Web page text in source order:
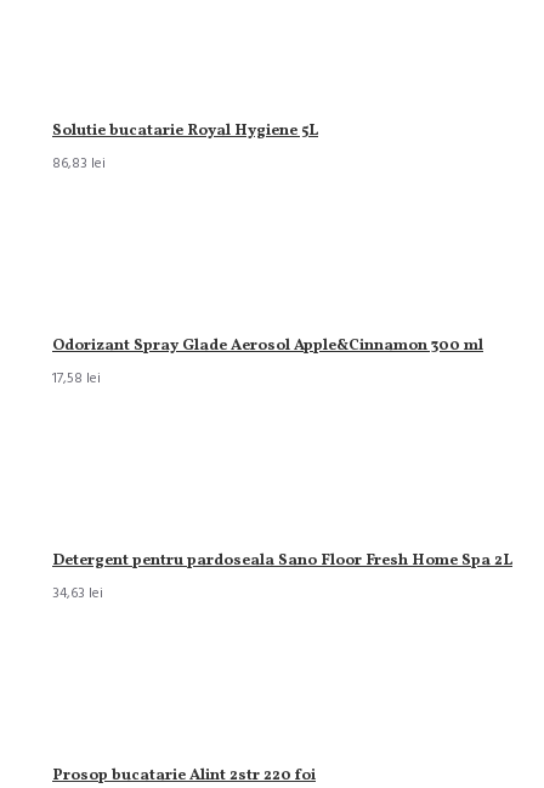
Solutie bucatarie Royal Hygiene 5L
86,83 lei
Odorizant Spray Glade Aerosol Apple&Cinnamon 300 ml
17,58 lei
Detergent pentru pardoseala Sano Floor Fresh Home Spa 2L
34,63 lei
Prosop bucatarie Alint 2str 220 foi